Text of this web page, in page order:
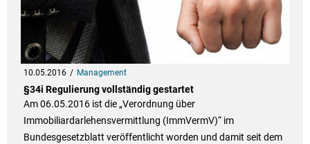
10.05.2016 Management
§34i Regulierung vollständig gestartet
Am 06.05.2016 ist die „Verordnung über
Immobiliardarlehensvermittlung (ImmVermV)“ im
Bundesgesetzblatt veröffentlicht worden und damit seit dem